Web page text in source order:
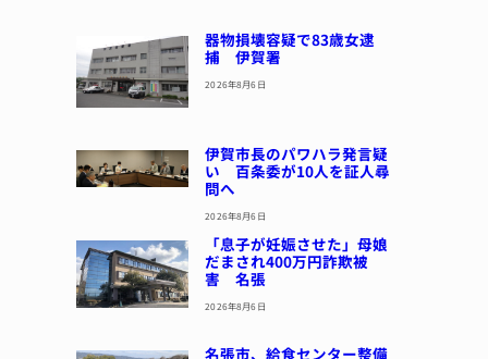
器物損壊容疑で83歳女逮
捕 伊賀署
2026年8月6日
伊賀市長のパワハラ発言疑
い 百条委が10人を証人尋
問へ
2026年8月6日
「息子が妊娠させた」母娘
だまされ400万円詐欺被
害 名張
2026年8月6日
名張市、給食センター整備